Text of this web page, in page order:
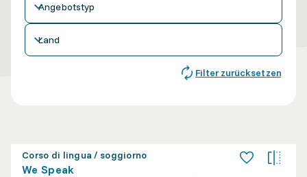
Angebotstyp
Land
Filter zurücksetzen
Corso di lingua / soggiorno
We Speak